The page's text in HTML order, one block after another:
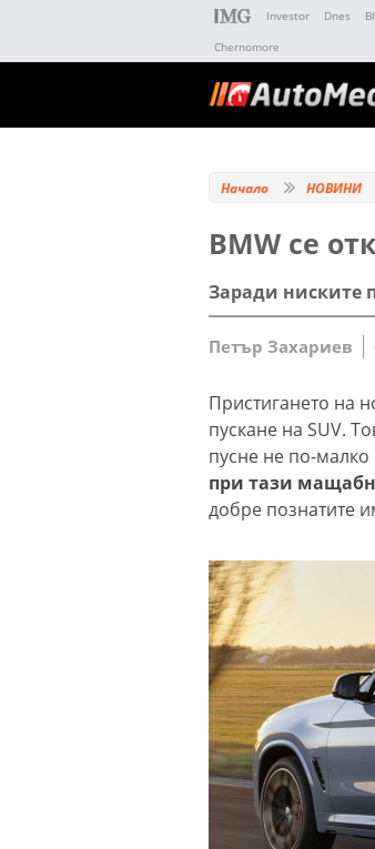
Investor Dnes
Chernomore
Начало НОВИНИ
BMW се
Заради ниските
Петър Захариев
Пристигането на
пускане на SUV.
пусне не по-
при тази
добре познатите